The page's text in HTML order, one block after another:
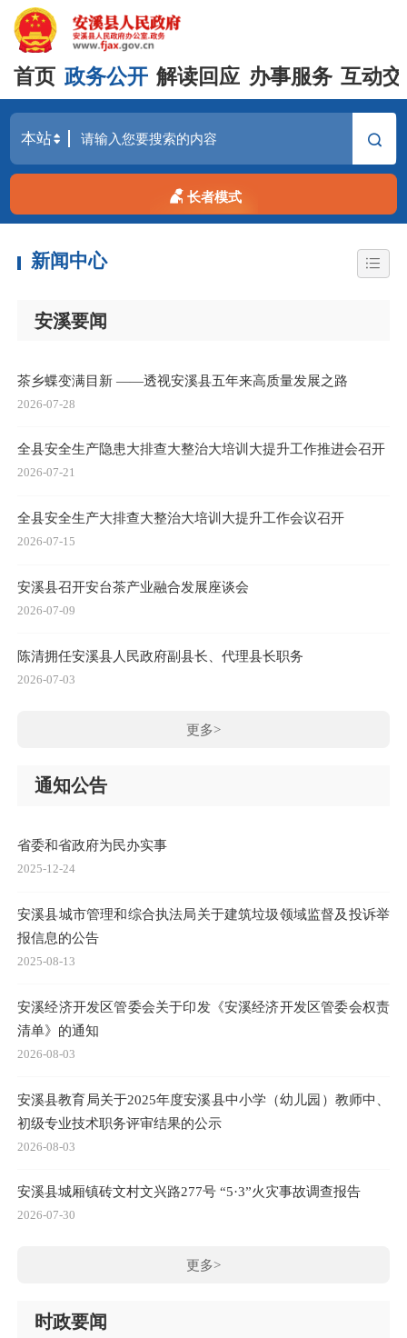
首页 政务公开 解读回应 办事服务 互动
长者模式
新闻中心
安溪要闻
茶乡蝶变满目新 ——透视安溪县五年来高质量发展之路
2026-07-28
全县安全生产隐患大排查大整治大培训大提升工作推进会召开
2026-07-21
全县安全生产大排查大整治大培训大提升工作会议召开
2026-07-15
安溪县召开安台茶产业融合发展座谈会
2026-07-09
陈清拥任安溪县人民政府副县长、代理县长职务
2026-07-03
更多>
通知公告
省委和省政府为民办实事
2025-12-24
安溪县城市管理和综合执法局关于建筑垃圾领域监督及投诉举
报信息的公告
2025-08-13
安溪经济开发区管委会关于印发《安溪经济开发区管委会权责
清单》的通知
2026-08-03
安溪县教育局关于2025年度安溪县中小学（幼儿园）教师中、
初级专业技术职务评审结果的公示
2026-08-03
安溪县城厢镇砖文村文兴路277号 “5·3”火灾事故调查报告
2026-07-30
更多>
时政要闻